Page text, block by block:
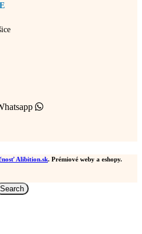
Alibition.sk. Prémiové weby a eshopy.
Search